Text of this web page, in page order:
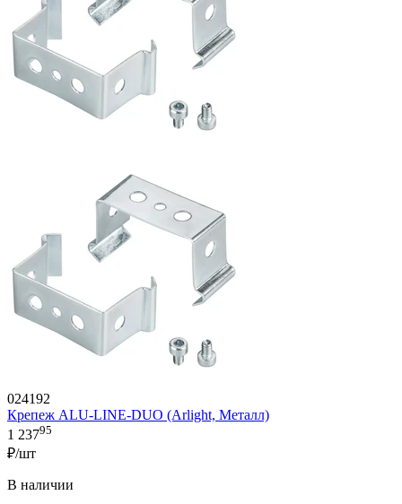
024192
Крепеж ALU-LINE-DUO (Arlight, Металл)
1 23795
₽/шт
В наличии